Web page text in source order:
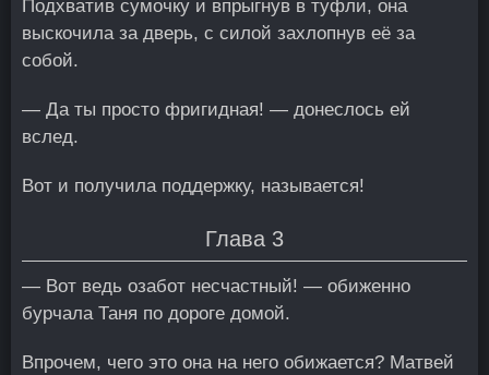
Подхватив сумочку и впрыгнув в туфли, она
выскочила за дверь, с силой захлопнув её за
собой.
— Да ты просто фригидная! — донеслось ей
вслед.
Вот и получила поддержку, называется!
Глава 3
— Вот ведь озабот несчастный! — обиженно
бурчала Таня по дороге домой.
Впрочем, чего это она на него обижается? Матвей